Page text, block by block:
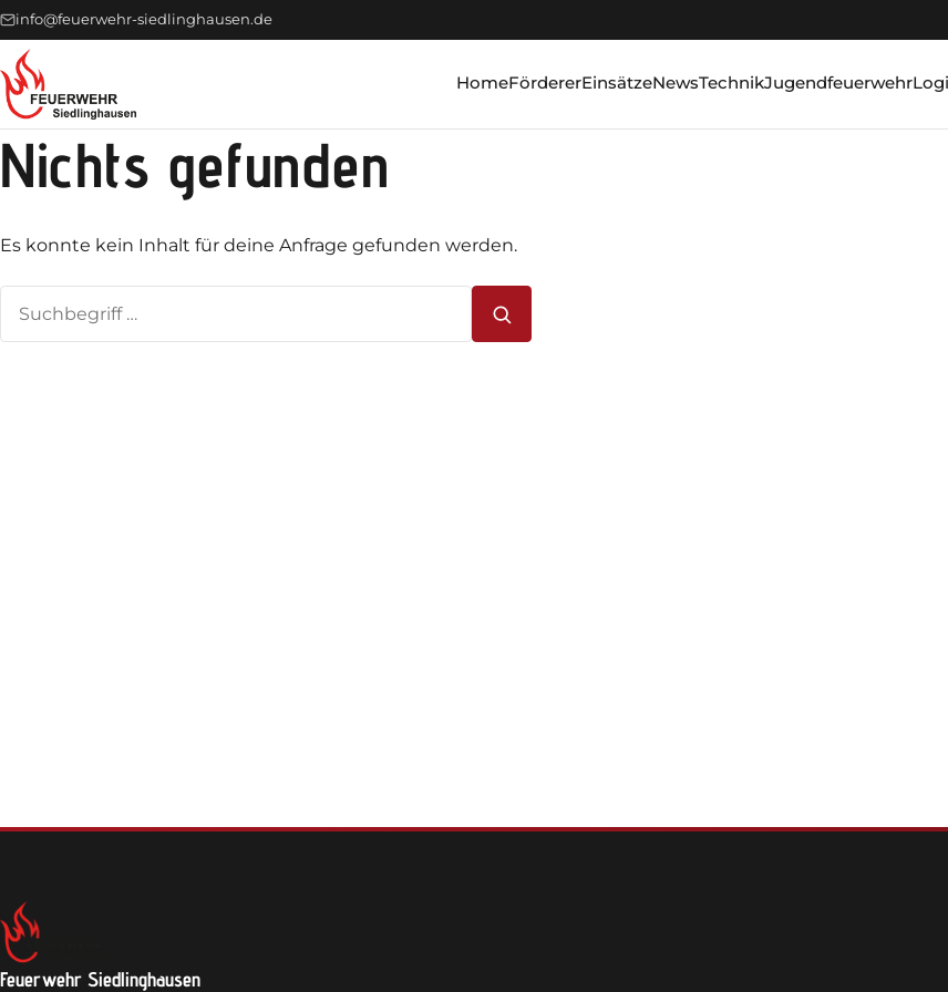
info@feuerwehr-siedlinghausen.de
HomeFördererEinsätzeNewsTechnikJugendfeuerwehr
Nichts gefunden
Es konnte kein Inhalt für deine Anfrage gefunden werden.
nach:
Feuerwehr Siedlinghausen